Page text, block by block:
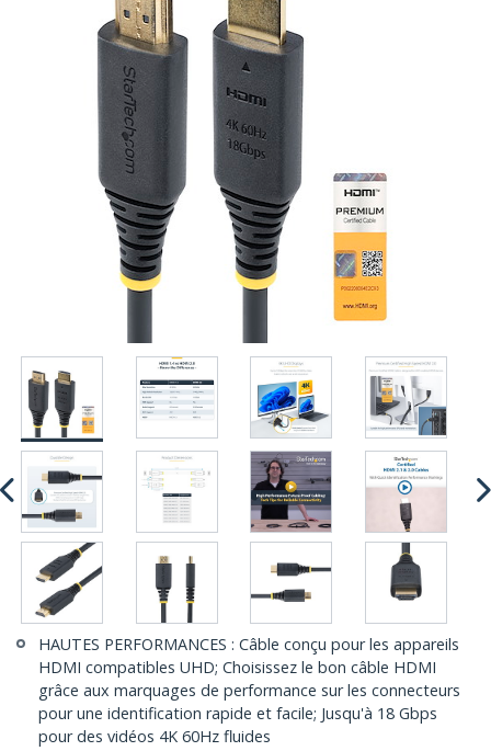
HAUTES PERFORMANCES : Câble conçu pour les appareils
HDMI compatibles UHD; Choisissez le bon câble HDMI
grâce aux marquages de performance sur les connecteurs
pour une identification rapide et facile; Jusqu'à 18 Gbps
pour des vidéos 4K 60Hz fluides